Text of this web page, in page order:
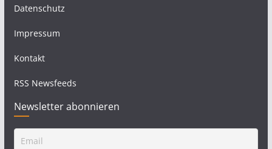
Datenschutz
Impressum
Kontakt
RSS Newsfeeds
Newsletter abonnieren